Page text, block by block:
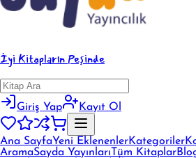
İyi Kitapların Peşinde
Giriş Yap Kayıt Ol
Ana SayfaYeni EklenenlerKategoriler
AramaSayda Yayınları Tüm Kitaplar